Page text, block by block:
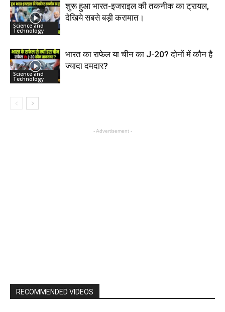
Science and
Technology
शुरू हुआ भारत-इजराइल की तकनीक का ट्रायल,
देखिये सबसे बड़ी करामात।
Science and
Technology
भारत का राफेल या चीन का J-20? दोनों में कौन है
ज्यादा दमदार?
- Advertisement -
RECOMMENDED VIDEOS